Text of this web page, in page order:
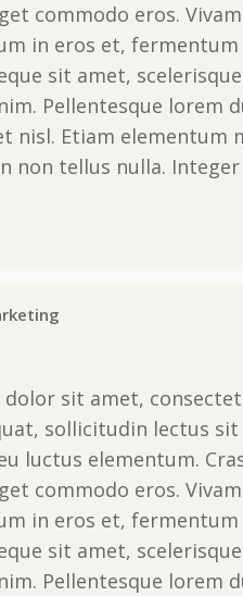
commodo eros.
in eros et,
sit amet,
Pellentesque
nisl. Etiam elementum
non tellus nulla.
sit amet,
sollicitudin lectus
luctus elementum.
commodo eros.
in eros et,
sit amet,
Pellentesque